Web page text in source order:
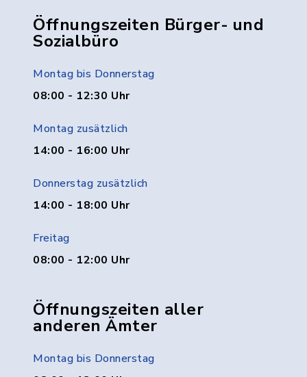
Öffnungszeiten Bürger- und
Sozialbüro
Montag bis Donnerstag
08:00 - 12:30 Uhr
Montag zusätzlich
14:00 - 16:00 Uhr
Donnerstag zusätzlich
14:00 - 18:00 Uhr
Freitag
08:00 - 12:00 Uhr
Öffnungszeiten aller
anderen Ämter
Montag bis Donnerstag